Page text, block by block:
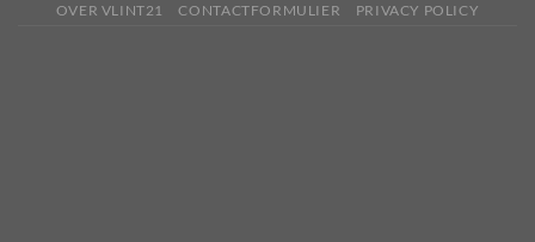
OVER VLINT21 CONTACTFORMULIER PRIVACY POLICY